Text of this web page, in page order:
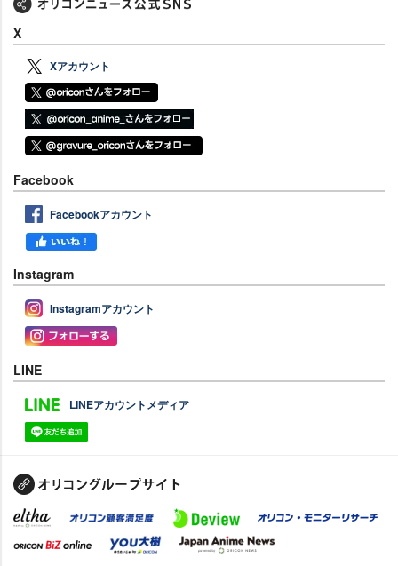
X
Xアカウント
Facebook
Facebookアカウント
Instagram
Instagramアカウント
LINE
LINEアカウントメディア